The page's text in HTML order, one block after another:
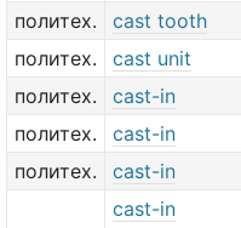
политех.
cast tooth
политех.
cast unit
политех.
cast-in
политех.
cast-in
политех.
cast-in
cast-in